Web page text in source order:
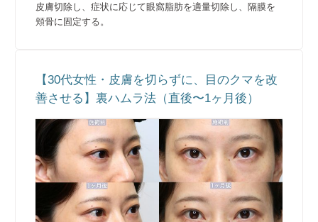
皮膚切除し、症状に応じて眼窩脂肪を適量切除し、隔膜を
頬骨に固定する。
【30代女性・皮膚を切らずに、目のクマを改
善させる】裏ハムラ法（直後〜1ヶ月後）